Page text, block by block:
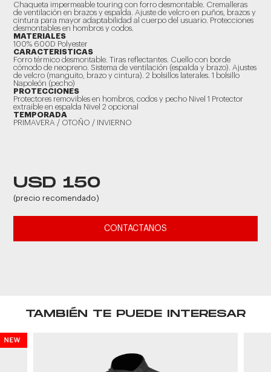
Chaqueta impermeable touring con forro desmontable. Cremalleras
de ventilación en brazos y espalda. Ajuste de velcro en puños, brazos y
cintura para mayor adaptabilidad al cuerpo del usuario. Protecciones
desmontables en hombros y codos.
MATERIALES
100% 600D Polyester
CARACTERISTICAS
Forro térmico desmontable. Tiras reflectantes. Cuello con borde
cómodo de neopreno. Sistema de ventilación (espalda y brazo). Ajustes
de velcro (manguito, brazo y cintura). 2 bolsillos laterales. 1 bolsillo
Napoleón (pecho)
PROTECCIONES
Protectores removibles en hombros, codos y pecho Nivel 1 Protector
extraible en espalda Nivel 2 opcional
TEMPORADA
PRIMAVERA / OTOÑO / INVIERNO
USD 150
(precio recomendado)
CONTACTANOS
TAMBIÉN TE PUEDE INTERESAR